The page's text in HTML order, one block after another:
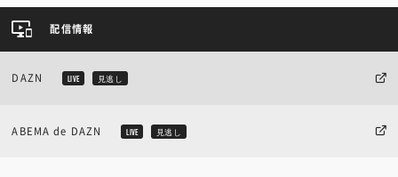
配信情報
DAZN LIVE 見逃し
ABEMA de DAZN LIVE 見逃し